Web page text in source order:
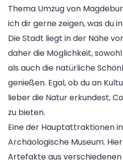
Thema Umzug von
ich dir gerne zeigen, was du
Die Stadt liegt in der Nähe
daher die Möglichkeit,
als auch die natürliche
genießen. Egal, ob du an
lieber die Natur erkundest,
zu bieten.
Eine der Hauptattraktionen
Archäologische Museum.
Artefakte aus